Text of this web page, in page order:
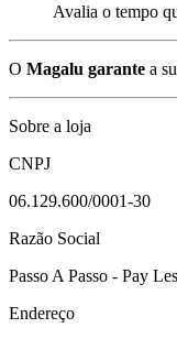
Avalia o tempo
O Magalu garante a
Sobre a loja
CNPJ
06.129.600/0001-30
Razão Social
Passo A Passo - Pay
Endereço